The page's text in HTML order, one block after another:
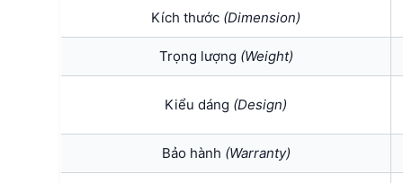
Kích thước (Dimension)
Trọng lượng (Weight)
Kiểu dáng (Design)
Bảo hành (Warranty)